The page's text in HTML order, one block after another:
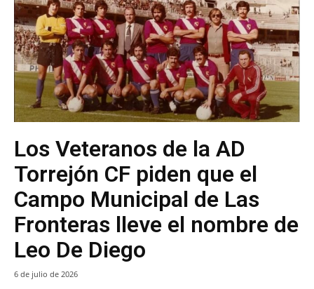
Los Veteranos de la AD
Torrejón CF piden que el
Campo Municipal de Las
Fronteras lleve el nombre de
Leo De Diego
6 de julio de 2026